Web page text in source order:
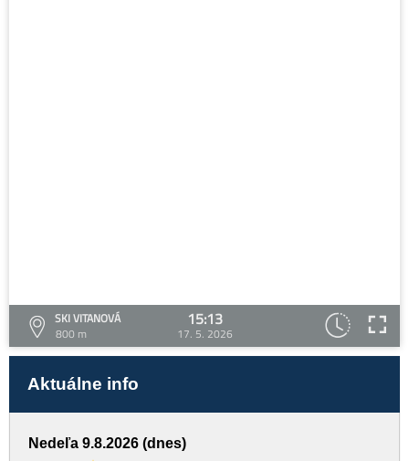
SKI VITANOVÁ
800 m
15:13
17. 5. 2026
Aktuálne info
Nedeľa 9.8.2026 (dnes)